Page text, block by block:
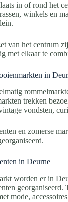
in of rond het
winkels en
van het centrum
met elkaar te
in
trekken
vondsten,
en zomerse
in Deurne
worden er in
georganiseerd.
mode,